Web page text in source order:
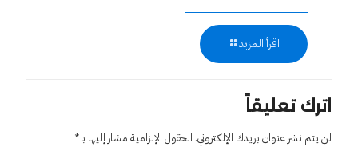
اقرأ المزيد
اترك تعليقاً
لن يتم نشر عنوان بريدك الإلكتروني. الحقول الإلزامية مشار إليها بـ*